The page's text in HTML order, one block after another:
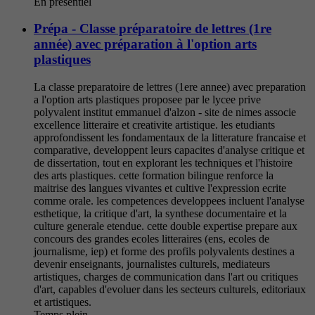
Prépa - Classe préparatoire de lettres (1re
année) avec préparation à l'option arts
plastiques
La classe preparatoire de lettres (1ere annee) avec preparation
a l'option arts plastiques proposee par le lycee prive
polyvalent institut emmanuel d'alzon - site de nimes associe
excellence litteraire et creativite artistique. les etudiants
approfondissent les fondamentaux de la litterature francaise et
comparative, developpent leurs capacites d'analyse critique et
de dissertation, tout en explorant les techniques et l'histoire
des arts plastiques. cette formation bilingue renforce la
maitrise des langues vivantes et cultive l'expression ecrite
comme orale. les competences developpees incluent l'analyse
esthetique, la critique d'art, la synthese documentaire et la
culture generale etendue. cette double expertise prepare aux
concours des grandes ecoles litteraires (ens, ecoles de
journalisme, iep) et forme des profils polyvalents destines a
devenir enseignants, journalistes culturels, mediateurs
artistiques, charges de communication dans l'art ou critiques
d'art, capables d'evoluer dans les secteurs culturels, editoriaux
et artistiques.